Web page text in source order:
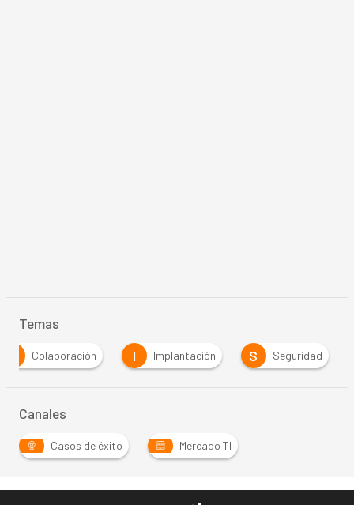
Temas
Colaboración I Implantación S Seguridad
Canales
Casos de éxito Mercado TI